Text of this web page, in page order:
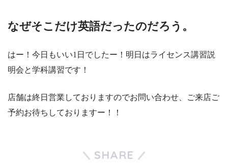
なぜそこだけ英語だったのだろう。
はー！今日もいい1日でしたー！明日はライセンス講習説
明会と学科講習です！
店舗は終日営業しておりますのでお問い合わせ、ご来店ご
予約お待ちしておりますー！！
SHARE